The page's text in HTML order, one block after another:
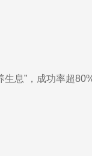
息”，成功率超